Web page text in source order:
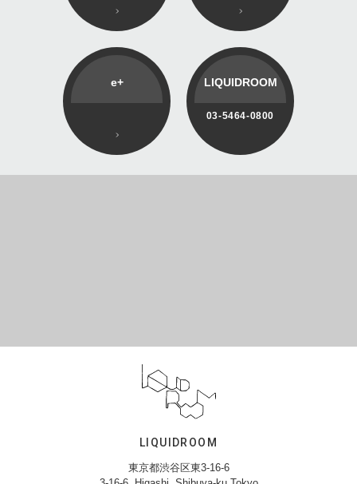
e+ LIQUIDROOM
03-5464-0800
LIQUIDROOM
東京都渋谷区東3-16-6